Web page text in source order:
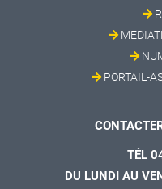
PORTAIL-
TÉL
DU LUNDI AU